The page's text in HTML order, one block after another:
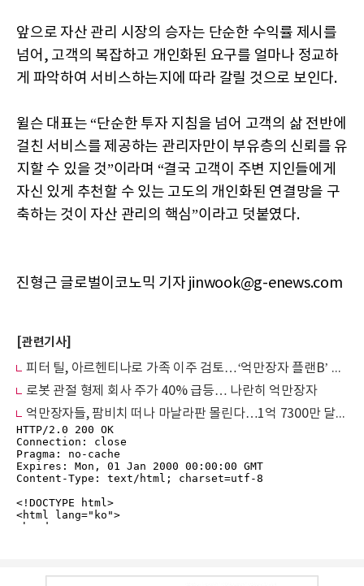
앞으로 자산 관리 시장의 승자는 단순한 수익률 제시를
넘어, 고객의 복잡하고 개인화된 요구를 얼마나 정교하
게 파악하여 서비스하는지에 따라 갈릴 것으로 보인다.
윌슨 대표는 “단순한 투자 지침을 넘어 고객의 삶 전반에
걸친 서비스를 제공하는 관리자만이 부유층의 신뢰를 유
지할 수 있을 것”이라며 “결국 고객이 주변 지인들에게
자신 있게 추천할 수 있는 고도의 개인화된 연결망을 구
축하는 것이 자산 관리의 핵심”이라고 덧붙였다.
진형근 글로벌이코노믹 기자 jinwook@g-enews.com
[관련기사]
피터 틸, 아르헨티나로 가족 이주 검토…‘억만장자 플랜B’ 확산 조짐
로봇 관절 형제 회사 주가 40% 급등… 나란히 억만장자
억만장자들, 팜비치 떠나 마날라판 몰린다…1억 7300만 달러 '역대급 거래'